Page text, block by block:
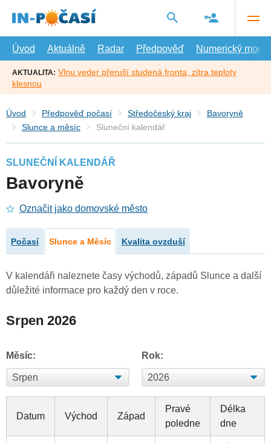
hlavní
Úvod
Aktuálně Radar Předpověď Numerický model
AKTUALITA: Vlnu veder přeruší studená fronta, zítra teploty
klesnou
Úvod Předpověď počasí Středočeský kraj
Bavoryně
Slunce a měsíc
Sluneční kalendář
SLUNEČNÍ KALENDÁŘ
Bavoryně
Označit jako domovské město
Počasí Slunce a Měsíc Kvalita ovzduší
V kalendáři naleznete časy východů, západů Slunce a další
důležité informace pro každý den v roce.
Srpen 2026
Měsíc: Rok:
Datum Východ Západ
Pravé
poledne
Délka
dne